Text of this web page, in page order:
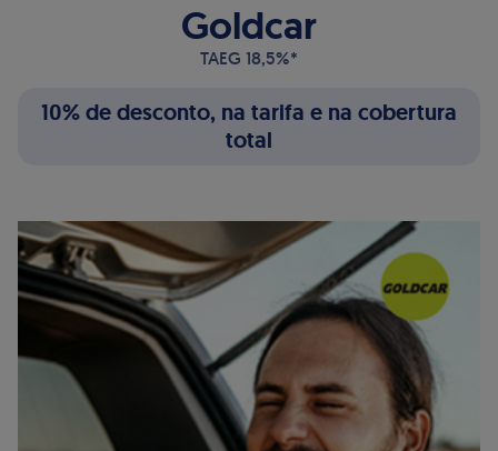
Goldcar
TAEG 18,5%*
10% de desconto, na tarifa e na cobertura
total